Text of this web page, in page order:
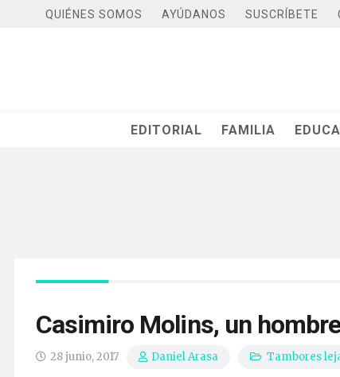
QUIÉNES SOMOS AYÚDANOS SUSCRÍBETE
EDITORIAL FAMILIA
Casimiro Molins, un
28 junio, 2017 Daniel Arasa Tambores